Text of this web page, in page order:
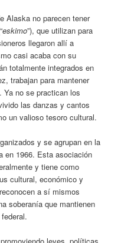
Alaska no parecen tener
eskimo”), que utilizan para
llegaron allí a
casi acaba con su
totalmente integrados en
trabajan para mantener
no se practican los
las danzas y cantos
un valioso tesoro cultural.
y se agrupan en la
en 1966. Esta asociación
y tiene como
cultural, económico y
a sí mismos
soberanía que mantienen